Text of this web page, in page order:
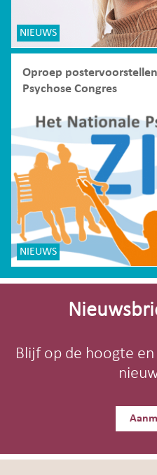
NIEUWS
Oproep
Psychose Congres
NIEUWS
Site-
Blijf op de hoogte